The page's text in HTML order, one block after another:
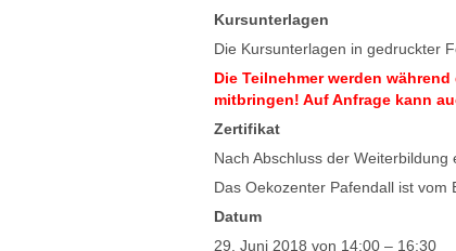
Kursunterlagen
Die Kursunterlagen in gedruckter
Die Teilnehmer werden
mitbringen! Auf Anfrage kann
Zertifikat
Nach Abschluss der
Das Oekozenter Pafendall ist vom
Datum
29. Juni 2018 von 14:00 – 16:30